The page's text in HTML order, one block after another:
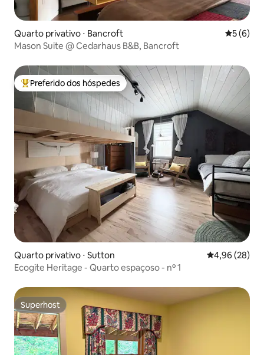
Quarto privativo ⋅ Bancroft 5 de
5 (6)
Mason Suite @ Cedarhaus B&B, Bancroft
Entre os melhores preferidos dos hóspedes
Preferido dos hóspedes
Quarto privativo ⋅ Sutton 4,96 de uma
4,96 (28)
Ecogite Heritage - Quarto espaçoso - nº 1
Superhost
Superhost